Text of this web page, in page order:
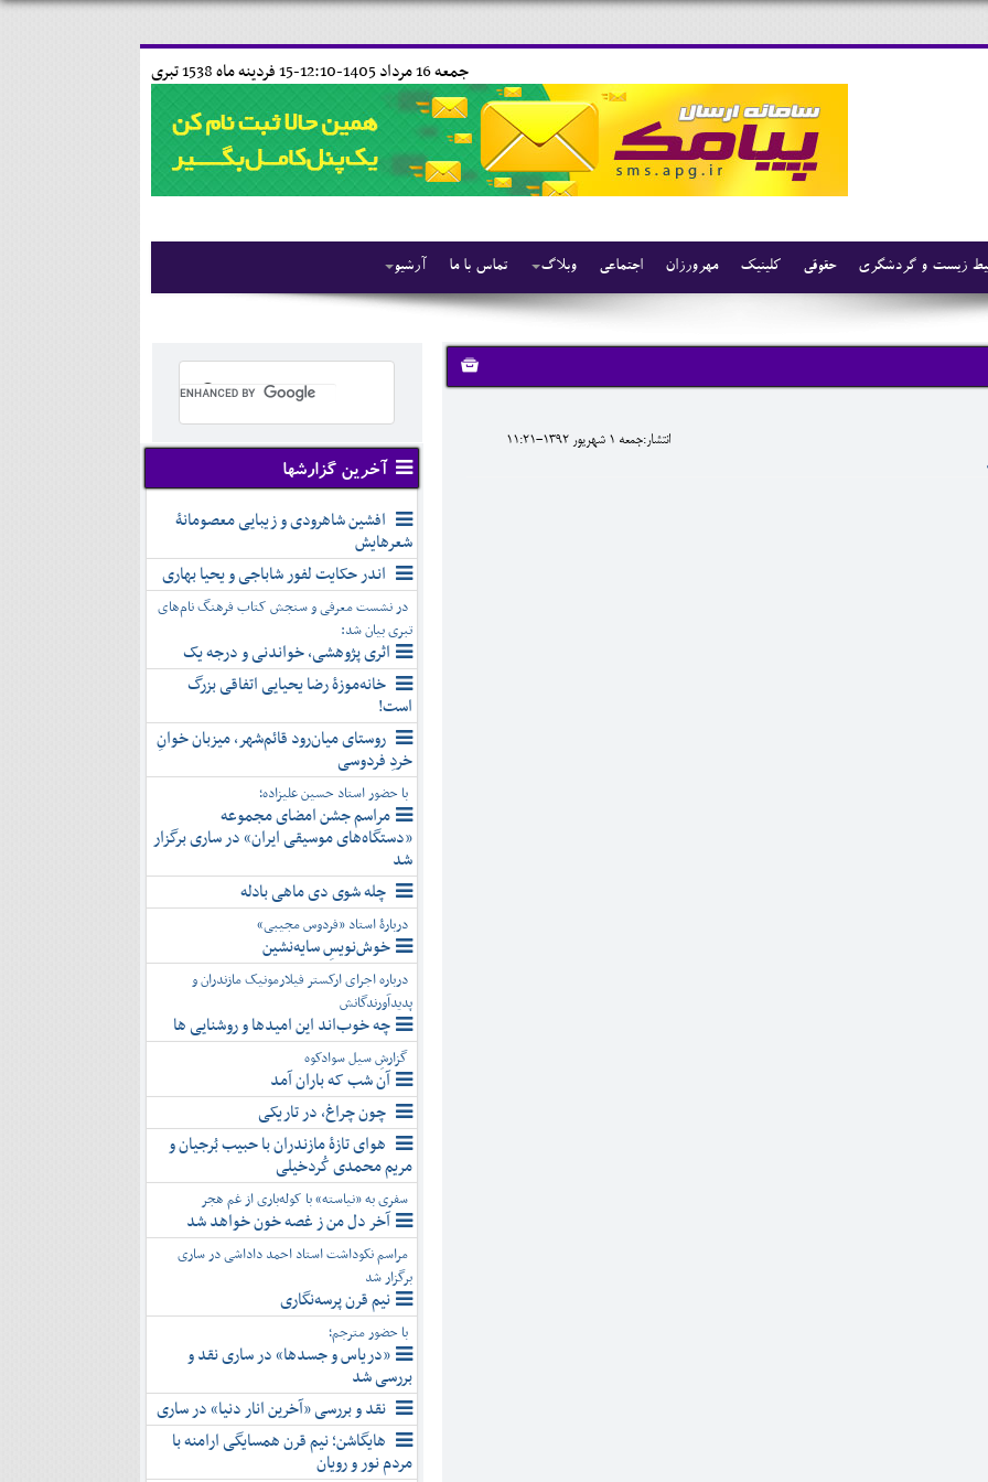
15 فردينه ماه 1538 تبری جمعه 16 مرداد 1405-12:10-
آرشیو تماس با ما وبلاگ اجتماعی مهرورزان کلینیک حقوقی زیست و گردشگری
انتشار:جمعه 1 شهريور 1392-11:21
آخرین گزارشها
افشین شاهرودی و زیبایی معصومانۀ
شعرهایش
اندر حکایت لفور شاباجی و یحیا بهاری
در نشست معرفی و سنجش کتاب فرهنگ نام‌های
تبری بیان شد:
اثری پژوهشی، خواندنی و درجه یک
خانه‌موزۀ رضا یحیایی اتفاقی بزرگ
است!
روستای میان‌رود قائم‌شهر، میزبان خوانِ
خردِ فردوسی
با حضور استاد حسین علیزاده؛
مراسم جشن امضای مجموعه
«دستگاه‌های موسیقی ایران» در ساری برگزار
شد
چله شوی دی ماهی بادله
دربارۀ استاد «فردوس مجیبی»
خوش‌نویسِ سایه‌نشین
درباره اجرای ارکستر فیلارمونیک مازندران و
پدیدآورندگانش
چه خوب‌اند این امیدها و روشنایی ها
گزارشِ سیل سوادکوه
آن شب که باران آمد
چون چراغ، در تاریکی
هوای تازۀ مازندران با حبیب بُرجیان و
مریم محمدی کُردخیلی
سفری به «نیاسته» با کوله‌باری از غم هجر
آخر دل من ز غصه خون خواهد شد
مراسم نکوداشت استاد احمد داداشی در ساری
برگزار شد
نیم قرن پرسه‌نگاری
با حضور مترجم؛
«دریاس و جسدها» در ساری نقد و
بررسی شد
نقد و بررسی «آخرین انار دنیا» در ساری
هایگاشن؛ نیم قرن همسایگی ارامنه با
مردم نور و رویان